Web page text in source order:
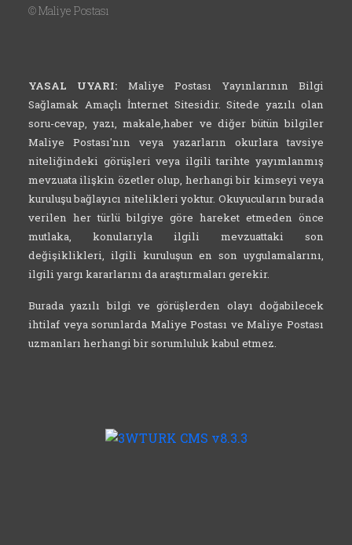
©Maliye Postası
YASAL UYARI: Maliye Postası Yayınlarının Bilgi
Sağlamak Amaçlı İnternet Sitesidir. Sitede yazılı olan
soru-cevap, yazı, makale,haber ve diğer bütün bilgiler
Maliye Postası'nın veya yazarların okurlara tavsiye
niteliğindeki görüşleri veya ilgili tarihte yayımlanmış
mevzuata ilişkin özetler olup, herhangi bir kimseyi veya
kuruluşu bağlayıcı nitelikleri yoktur. Okuyucuların burada
verilen her türlü bilgiye göre hareket etmeden önce
mutlaka, konularıyla ilgili mevzuattaki son
değişiklikleri, ilgili kuruluşun en son uygulamalarını,
ilgili yargı kararlarını da araştırmaları gerekir.
Burada yazılı bilgi ve görüşlerden olayı doğabilecek
ihtilaf veya sorunlarda Maliye Postası ve Maliye Postası
uzmanları herhangi bir sorumluluk kabul etmez.